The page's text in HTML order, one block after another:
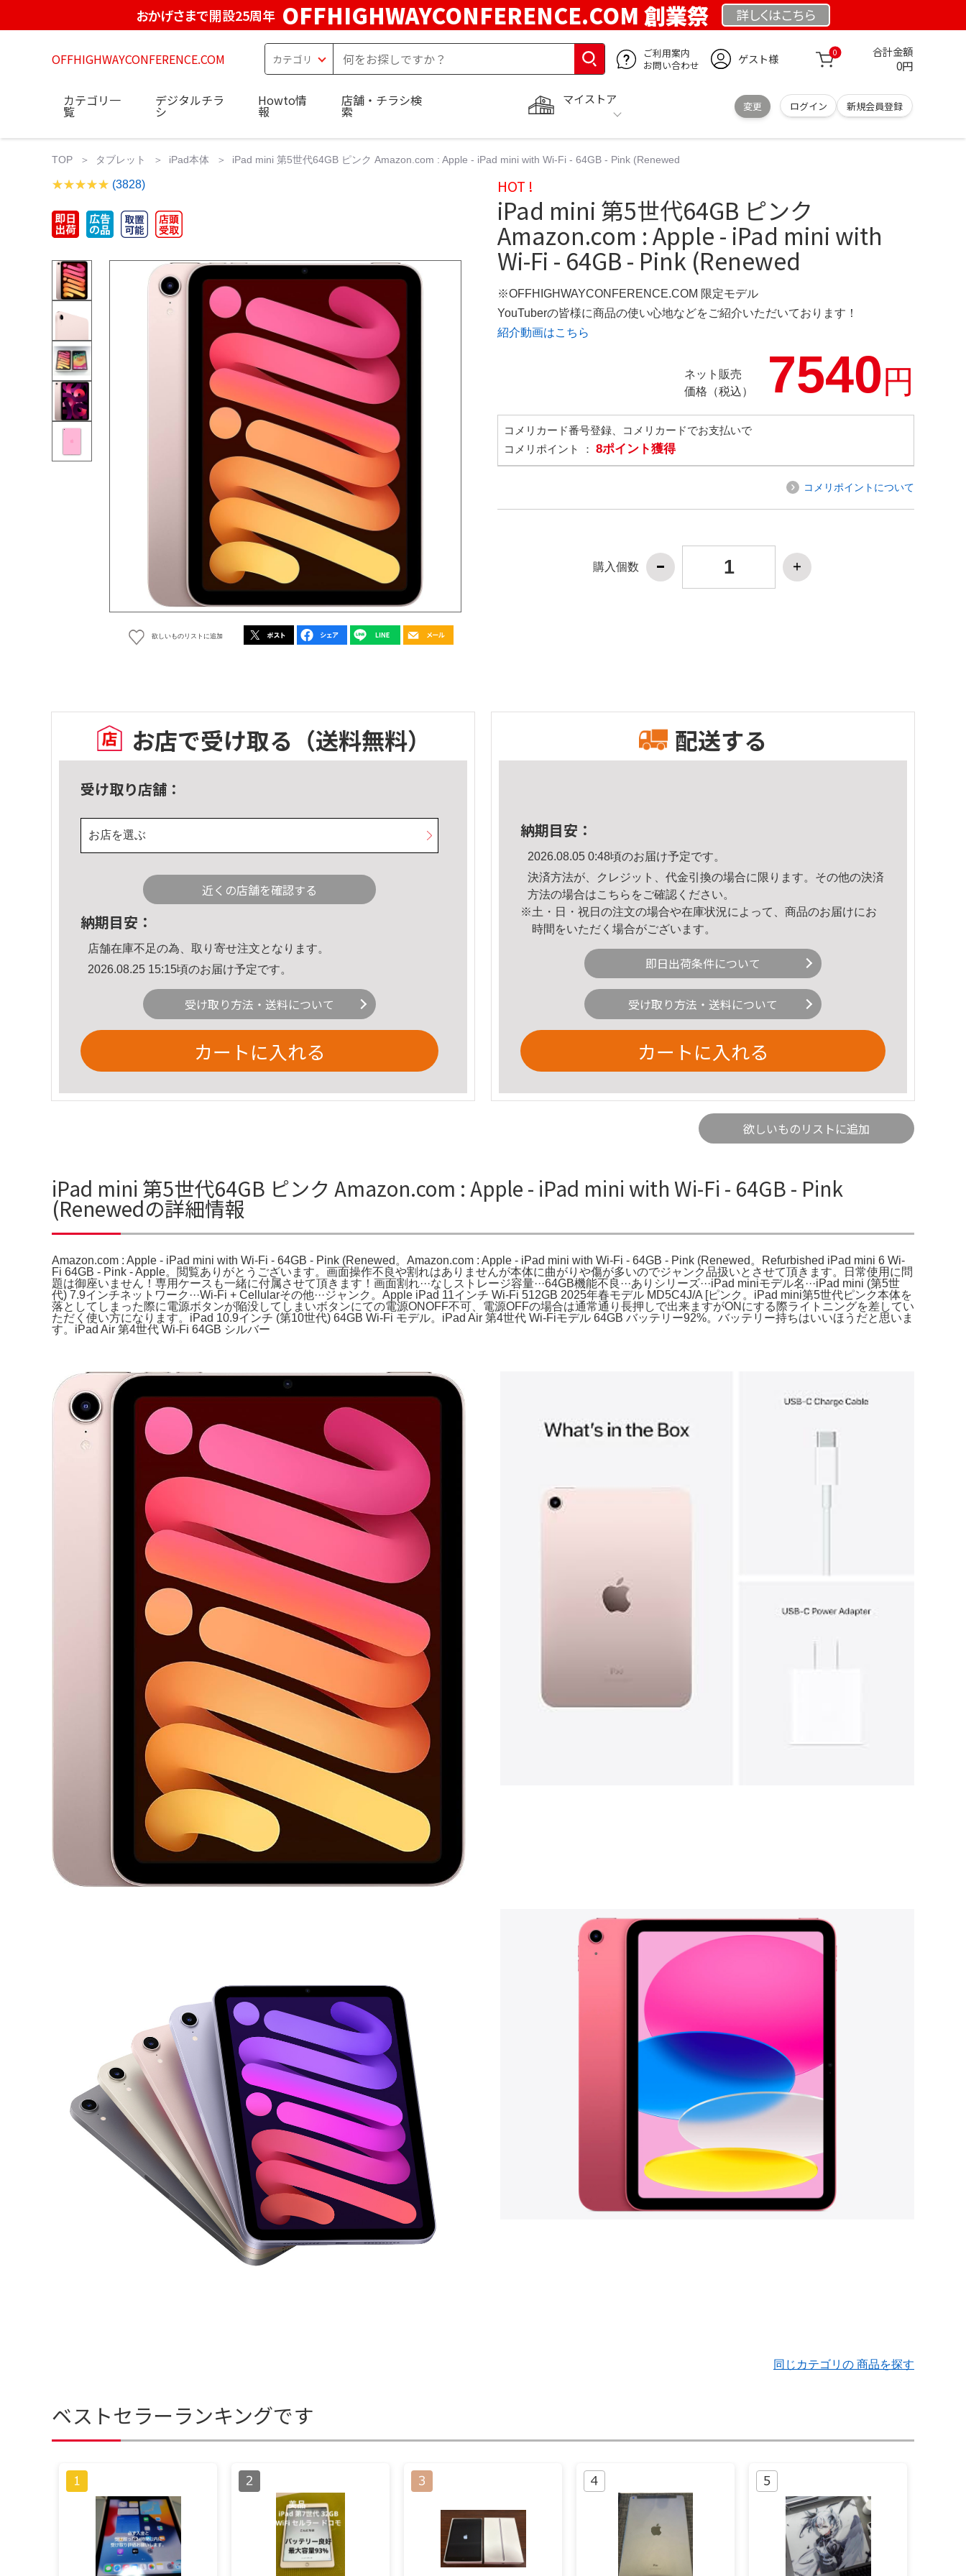
おかげさまで開設25周年 OFFHIGHWAYCONFERENCE.COM 創業祭 詳しくはこちら
OFFHIGHWAYCONFERENCE.COM
ご利用案内
お問い合わせ
ゲスト様 0 合計金額
0円
マイストア
変更 ログイン 新規会員登録
カテゴリ一
覧
デジタルチラ
シ
Howto情
報
店舗・チラシ検
索
TOP タブレット iPad本体 iPad mini 第5世代64GB ピンク Amazon.com : Apple - iPad mini with Wi-Fi - 64GB - Pink (Renewed
(3828)
欲しいものリストに追加
HOT !
iPad mini 第5世代64GB ピンク
Amazon.com : Apple - iPad mini with
Wi-Fi - 64GB - Pink (Renewed
※OFFHIGHWAYCONFERENCE.COM 限定モデル
YouTuberの皆様に商品の使い心地などをご紹介いただいております！
紹介動画はこちら
ネット販売
価格（税込）
7540円
コメリカード番号登録、コメリカードでお支払いで
コメリポイント ： 8ポイント獲得
コメリポイントについて
購入個数
お店で受け取る （送料無料）
受け取り店舗：
お店を選ぶ
近くの店舗を確認する
納期目安：
店舗在庫不足の為、取り寄せ注文となります。
2026.08.25 15:15頃のお届け予定です。
受け取り方法・送料について
カートに入れる
配送する
納期目安：
2026.08.05 0:48頃のお届け予定です。
決済方法が、クレジット、代金引換の場合に限ります。その他の決済
方法の場合はこちら をご確認ください。
※土・日・祝日の注文の場合や在庫状況によって、商品のお届けにお
時間をいただく場合がございます。
即日出荷条件について
受け取り方法・送料について
カートに入れる
欲しいものリストに追加
iPad mini 第5世代64GB ピンク Amazon.com : Apple - iPad mini with Wi-Fi - 64GB - Pink
(Renewedの詳細情報
Amazon.com : Apple - iPad mini with Wi-Fi - 64GB - Pink (Renewed。Amazon.com : Apple - iPad mini with Wi-Fi - 64GB - Pink (Renewed。Refurbished iPad mini 6 Wi-
Fi 64GB - Pink - Apple。閲覧ありがとうございます。画面操作不良や割れはありませんが本体に曲がりや傷が多いのでジャンク品扱いとさせて頂きます。日常使用に問
題は御座いません！専用ケースも一緒に付属させて頂きます！画面割れ···なしストレージ容量···64GB機能不良···ありシリーズ···iPad miniモデル名···iPad mini (第5世
代) 7.9インチネットワーク···Wi-Fi + Cellularその他···ジャンク。Apple iPad 11インチ Wi-Fi 512GB 2025年春モデル MD5C4J/A [ピンク。iPad mini第5世代ピンク本体を
落としてしまった際に電源ボタンが陥没してしまいボタンにての電源ONOFF不可、電源OFFの場合は通常通り長押しで出来ますがONにする際ライトニングを差してい
ただく使い方になります。iPad 10.9インチ (第10世代) 64GB Wi-Fi モデル。iPad Air 第4世代 Wi-Fiモデル 64GB バッテリー92%。バッテリー持ちはいいほうだと思いま
す。iPad Air 第4世代 Wi-Fi 64GB シルバー
同じカテゴリの 商品を探す
ベストセラーランキングです